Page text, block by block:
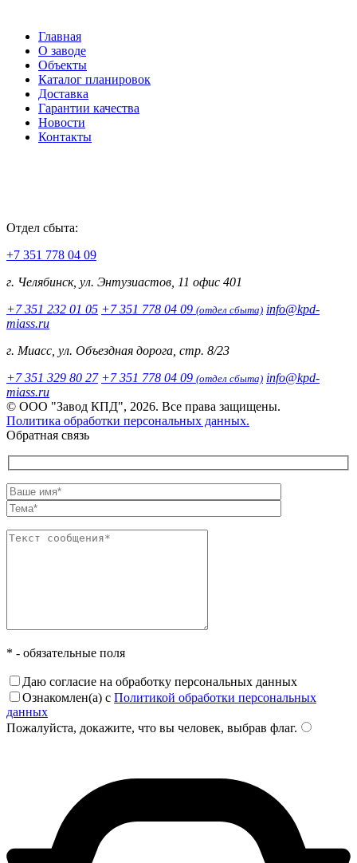
Главная
О заводе
Объекты
Каталог планировок
Доставка
Гарантии качества
Новости
Контакты
Отдел сбыта:
+7 351 778 04 09
г. Челябинск, ул. Энтузиастов, 11 офис 401
+7 351 232 01 05 +7 351 778 04 09 (отдел сбыта) info@kpd-
miass.ru
г. Миасс, ул. Объездная дорога, стр. 8/23
+7 351 329 80 27 +7 351 778 04 09 (отдел сбыта) info@kpd-
miass.ru
© ООО "Завод КПД", 2026. Все права защищены.
Политика обработки персональных данных.
Обратная связь
* - обязательные поля
Даю согласие на обработку персональных данных
Ознакомлен(а) с Политикой обработки персональных
данных
Пожалуйста, докажите, что вы человек, выбрав флаг.